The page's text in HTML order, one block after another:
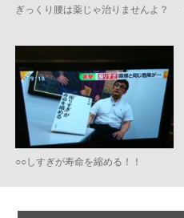
ぎっくり腰は薬じゃ治りませんよ？
○○しすぎが寿命を縮める！！